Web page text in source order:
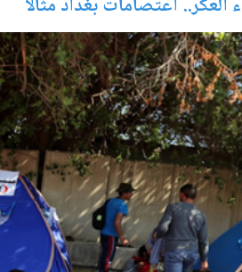
العكر.. اعتصامات بغداد مثالاً